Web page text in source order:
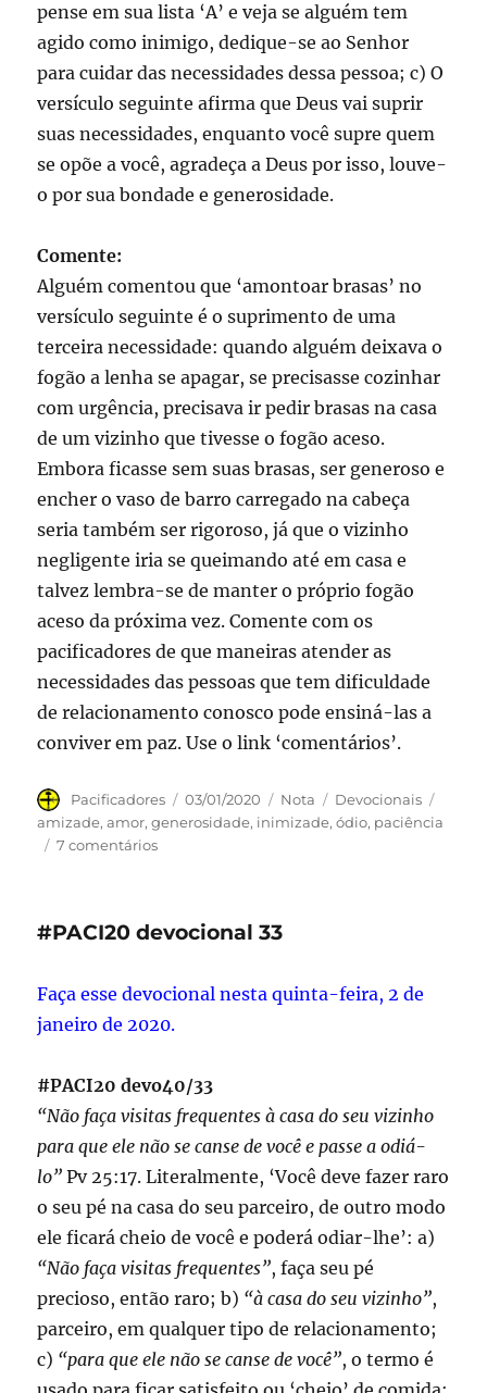
pense em sua lista ‘A’ e veja se alguém tem
agido como inimigo, dedique-se ao Senhor
para cuidar das necessidades dessa pessoa; c) O
versículo seguinte afirma que Deus vai suprir
suas necessidades, enquanto você supre quem
se opõe a você, agradeça a Deus por isso, louve-
o por sua bondade e generosidade.
Comente:
Alguém comentou que ‘amontoar brasas’ no
versículo seguinte é o suprimento de uma
terceira necessidade: quando alguém deixava o
fogão a lenha se apagar, se precisasse cozinhar
com urgência, precisava ir pedir brasas na casa
de um vizinho que tivesse o fogão aceso.
Embora ficasse sem suas brasas, ser generoso e
encher o vaso de barro carregado na cabeça
seria também ser rigoroso, já que o vizinho
negligente iria se queimando até em casa e
talvez lembra-se de manter o próprio fogão
aceso da próxima vez. Comente com os
pacificadores de que maneiras atender as
necessidades das pessoas que tem dificuldade
de relacionamento conosco pode ensiná-las a
conviver em paz. Use o link ‘comentários’.
Autor
Pacificadores
Publicado
em
03/01/2020 Formato
Nota Categorias
Devocionais
amizade,amor,generosidade, inimizade,ódio, paciência
7 comentáriosem
#PACI20 devocional 33
Faça esse devocional nesta quinta-feira, 2 de
janeiro de 2020.
#PACI20 devo40/33
“Não faça visitas frequentes à casa do seu vizinho
para que ele não se canse de você e passe a odiá-
lo” Pv 25:17. Literalmente, ‘Você deve fazer raro
o seu pé na casa do seu parceiro, de outro modo
ele ficará cheio de você e poderá odiar-lhe’: a)
“Não faça visitas frequentes”, faça seu pé
precioso, então raro; b) “à casa do seu vizinho”,
parceiro, em qualquer tipo de relacionamento;
c) “para que ele não se canse de você”, o termo é